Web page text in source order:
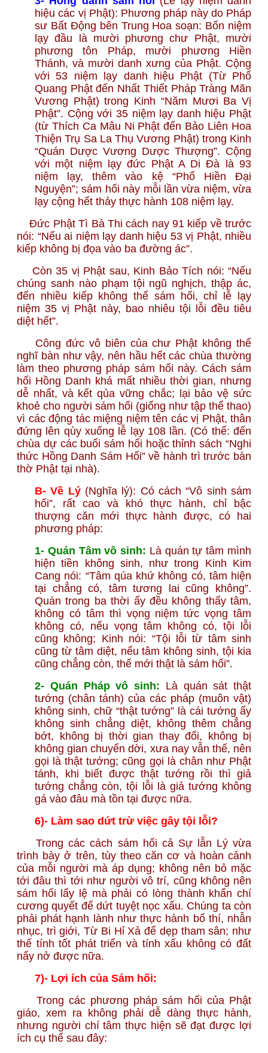
hiệu các vị Phật): Phương pháp này do Pháp
sư Bất Động bên Trung Hoa soạn: Bốn niệm
lạy đầu là mười phương chư Phật, mười
phương tôn Pháp, mười phương Hiền
Thánh, và mười danh xưng của Phật. Cộng
với 53 niệm lạy danh hiệu Phật (Từ Phổ
Quang Phật đến Nhất Thiết Pháp Tràng Mãn
Vương Phật) trong Kinh “Năm Mươi Ba Vị
Phật”. Cộng với 35 niệm lạy danh hiệu Phật
(từ Thích Ca Mâu Ni Phật đến Bảo Liên Hoa
Thiện Trụ Sa La Thụ Vương Phật) trong Kinh
“Quán Dược Vương Dược Thượng”. Cộng
với một niệm lạy đức Phật A Di Đà là 93
niệm lạy, thêm vào kệ “Phổ Hiền Đại
Nguyện”; sám hối này mỗi lần vừa niệm, vừa
lạy cộng hết thảy thực hành 108 niệm lạy.
Đức Phật Tì Bà Thi cách nay 91 kiếp về trước
nói: “Nếu ai niệm lạy danh hiệu 53 vị Phật, nhiều
kiếp không bị đọa vào ba đường ác”.
Còn 35 vị Phật sau, Kinh Bảo Tích nói: “Nếu
chúng sanh nào phạm tội ngũ nghịch, thập ác,
đến nhiều kiếp không thể sám hối, chỉ lễ lạy
niệm 35 vị Phật này, bao nhiêu tội lỗi đều tiêu
diệt hết”.
Công đức vô biên của chư Phật không thể
nghĩ bàn như vậy, nên hầu hết các chùa thường
làm theo phương pháp sám hối này. Cách sám
hối Hồng Danh khá mất nhiều thời gian, nhưng
dễ nhất, và kết qủa vững chắc; lại bảo vệ sức
khoẻ cho người sám hối (giống như tập thể thao)
vì các động tác miệng niệm tên các vị Phật, thân
đứng lên qùy xuống lễ lạy 108 lần. (Có thể: đến
chùa dự các buổi sám hối hoặc thỉnh sách “Nghi
thức Hồng Danh Sám Hối” về hành trì trước bàn
thờ Phật tại nhà).
B- Về Lý (Nghĩa lý): Có cách “Vô sinh sám
hối”, rất cao và khó thực hành, chỉ bậc
thượng căn mới thực hành được, có hai
phương pháp:
1- Quán Tâm vô sinh: Là quán tự tâm mình
hiện tiền không sinh, như trong Kinh Kim
Cang nói: “Tâm qúa khứ không có, tâm hiện
tại chẳng có, tâm tương lai cũng không”.
Quán trong ba thời ấy đều không thấy tâm,
không có tâm thì vọng niệm tức vọng tâm
không có, nếu vọng tâm không có, tội lỗi
cũng không; Kinh nói: “Tội lỗi từ tâm sinh
cũng từ tâm diệt, nếu tâm không sinh, tội kia
cũng chẳng còn, thế mới thật là sám hối”.
2- Quán Pháp vô sinh: Là quán sát thật
tướng (chân tánh) của các pháp (muôn vật)
không sinh, chữ “thật tướng” là cái tướng ấy
không sinh chẳng diệt, không thêm chẳng
bớt, không bị thời gian thay đổi, không bị
không gian chuyển dời, xưa nay vẫn thế, nên
gọi là thật tướng; cũng gọi là chân như Phật
tánh, khi biết được thật tướng rồi thì giả
tướng chẳng còn, tội lỗi là giả tướng không
gá vào đâu mà tồn tại được nữa.
6)- Làm sao dứt trừ việc gây tội lỗi?
Trong các cách sám hối cả Sự lẫn Lý vừa
trình bày ở trên, tùy theo căn cơ và hoàn cảnh
của mỗi người mà áp dụng; không nên bỏ mặc
tới đâu thì tới như người vô trí, cũng không nên
sám hối lấy lệ mà phải có lòng thành khẩn chí
cương quyết để dứt tuyệt nọc xấu. Chúng ta còn
phải phát hạnh lành như thực hành bố thí, nhẫn
nhục, trì giới, Từ Bi Hỉ Xả để dẹp tham sân; như
thế tính tốt phát triển và tính xấu không có đất
nẩy nở được nữa.
7)- Lợi ích của Sám hối:
Trong các phương pháp sám hối của Phật
giáo, xem ra không phải dễ dàng thực hành,
nhưng người chí tâm thực hiện sẽ đạt được lợi
ích cụ thể sau đây: